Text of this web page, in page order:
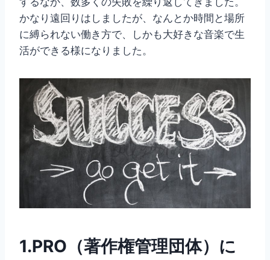
かなり遠回りはしましたが、なんとか時間と場所
に縛られない働き方で、しかも大好きな音楽で生
活ができる様になりました。
1.PRO（著作権管理団体）に